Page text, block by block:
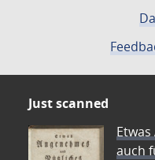
Just scanned
auch